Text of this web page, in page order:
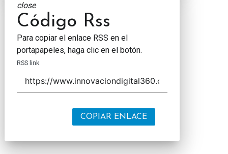
close
Código Rss
Para copiar el enlace RSS en el
portapapeles, haga clic en el botón.
RSS link
COPIAR ENLACE